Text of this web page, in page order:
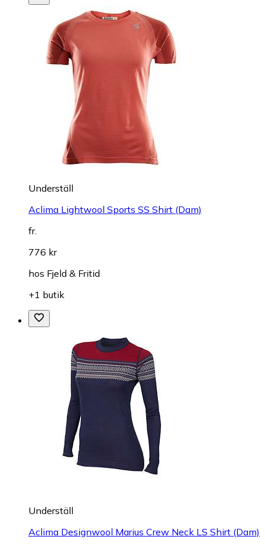
Underställ
Aclima Lightwool Sports SS Shirt (Dam)
fr.
776 kr
hos Fjeld & Fritid
+1 butik
Underställ
Aclima Designwool Marius Crew Neck LS Shirt (Dam)